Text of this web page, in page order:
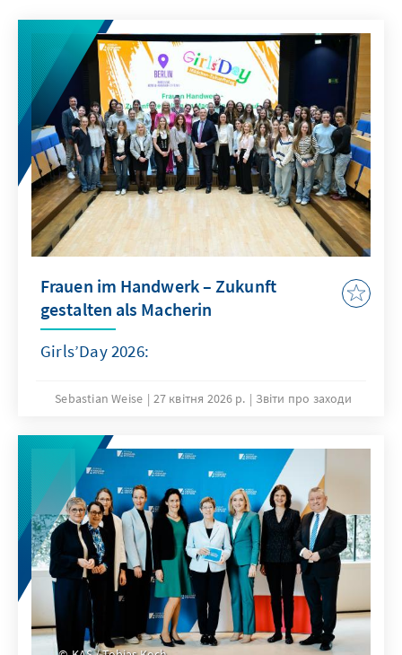
Frauen im Handwerk – Zukunft
gestalten als Macherin
Girls’Day 2026:
Sebastian Weise 27 квітня 2026 р. Звіти про заходи